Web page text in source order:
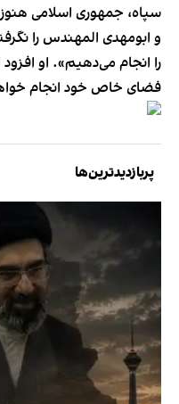
سپاه، جمهوری اسلامی
و ابومهدی المهندس را
را انجام می‌دهیم». او
فضای خاص خود انجام
پربازدیدترین‌ها